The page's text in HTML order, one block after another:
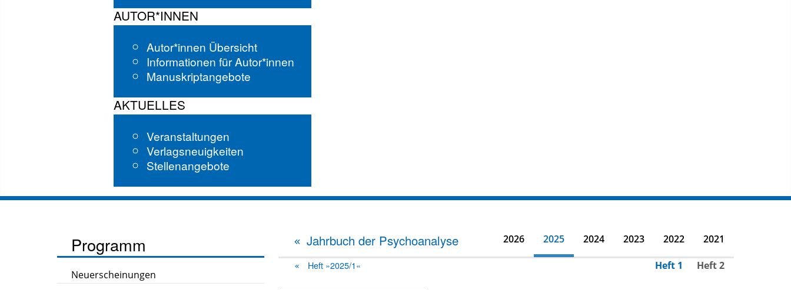
AUTOR*INNEN
Autor*innen Übersicht
Informationen für Autor*innen
Manuskriptangebote
AKTUELLES
Veranstaltungen
Verlagsneuigkeiten
Stellenangebote
Programm
Neuerscheinungen
Jahrbuch der Psychoanalyse 2026 2025 2024 2023 2022 2021
Heft »2025/1« Heft 1 Heft 2